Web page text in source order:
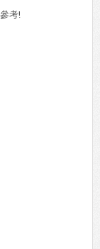
考!